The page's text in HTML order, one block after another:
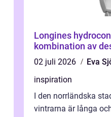
Longines
kombination av
02 juli 2026
Eva
inspiration
I den norrländska
vintrarna är långa